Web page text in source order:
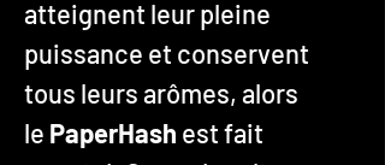
atteignent leur pleine
puissance et conservent
tous leurs arômes, alors
le PaperHash est fait